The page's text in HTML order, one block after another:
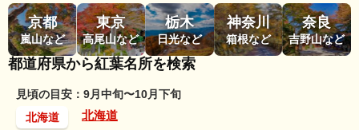
京都
嵐山など
東京
高尾山など
栃木
日光など
神奈川
箱根など
奈良
吉野山など
都道府県から紅葉名所を検索
見頃の目安：9月中旬〜10月下旬
北海道
北海道